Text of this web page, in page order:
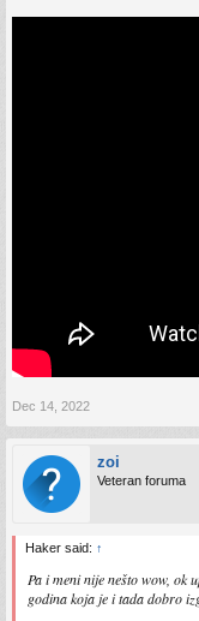
Dec 14, 2022
zoi
Veteran foruma
Haker said: ↑
Pa i meni nije nešto wow, ok
godina koja je i tada dobro